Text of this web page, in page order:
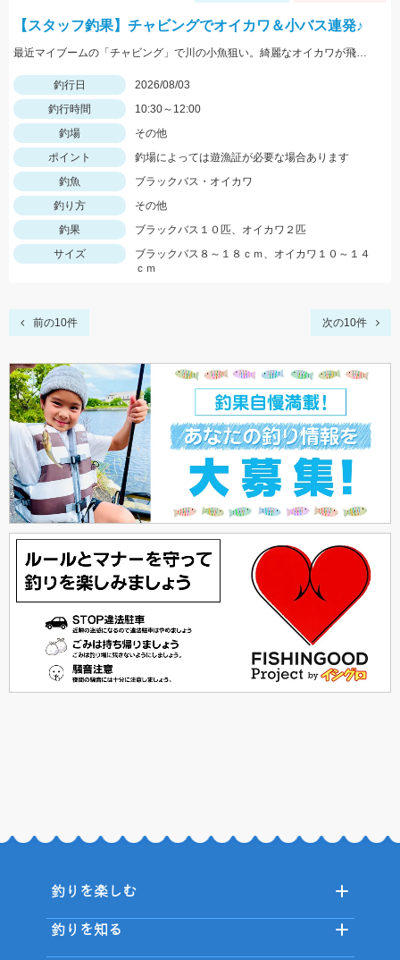
【スタッフ釣果】チャビングでオイカワ＆小バス連発♪
最近マイブームの「チャビング」で川の小魚狙い。綺麗なオイカワが飛び出しました♪途中からはブラックバスの子供がスプーンやスピナーに連続ヒットしてきました。
釣行日
2026/08/03
釣行時間
10:30～12:00
釣場
その他
ポイント
釣場によっては遊漁証が必要な場合あります
釣魚
ブラックバス・オイカワ
釣り方
その他
釣果
ブラックバス１０匹、オイカワ２匹
サイズ
ブラックバス８～１８ｃｍ、オイカワ１０～１４
ｃｍ
前の10件 次の10件
釣りを楽しむ
釣りを知る